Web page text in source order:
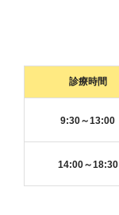
診療時間
9:30～13:00
14:00～18:30